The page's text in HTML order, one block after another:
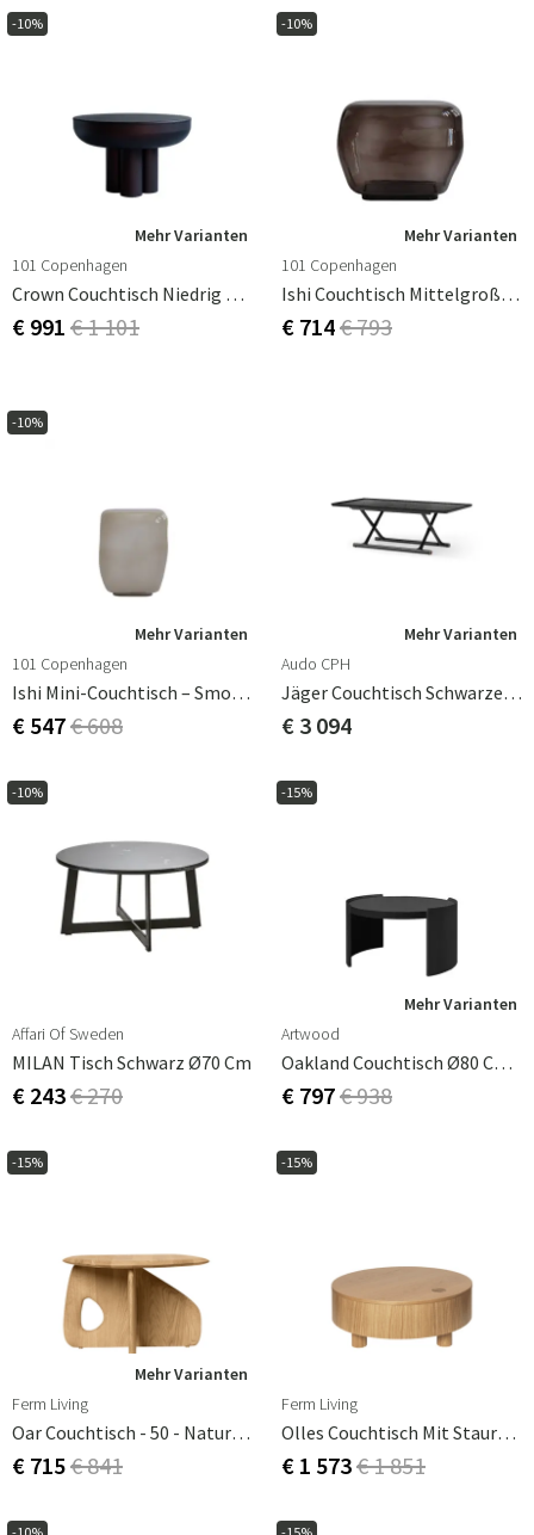
-10%
Mehr Varianten
101 Copenhagen
Crown Couchtisch Niedrig – Gebranntes Schwarz
€ 991 € 1 101
-10%
Mehr Varianten
101 Copenhagen
Ishi Couchtisch Mittelgroß - Smoked Forest
€ 714€ 793
-10%
Mehr Varianten
101 Copenhagen
Ishi Mini-Couchtisch – Smoked Desert
€ 547€ 608
Mehr Varianten
Audo CPH
Jäger Couchtisch Schwarze Eiche
€ 3 094
-10%
Affari Of Sweden
MILAN Tisch Schwarz Ø70 Cm
€ 243€ 270
-15%
Mehr Varianten
Artwood
Oakland Couchtisch Ø80 Cm Schwarz
€ 797€ 938
-15%
Mehr Varianten
Ferm Living
Oar Couchtisch - 50 - Natureiche
€ 715€ 841
-15%
Ferm Living
Olles Couchtisch Mit Stauraum – Ø80 – Natürliches Eichenfurnier
€ 1 573€ 1 851